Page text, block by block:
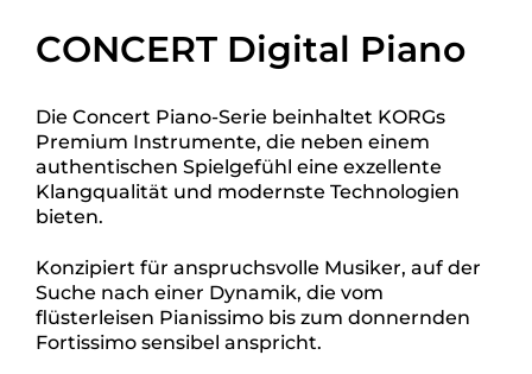
CONCERT Digital Piano
Die Concert Piano-Serie beinhaltet KORGs
Premium Instrumente, die neben einem
authentischen Spielgefühl eine exzellente
Klangqualität und modernste Technologien
bieten.
Konzipiert für anspruchsvolle Musiker, auf der
Suche nach einer Dynamik, die vom
flüsterleisen Pianissimo bis zum donnernden
Fortissimo sensibel anspricht.